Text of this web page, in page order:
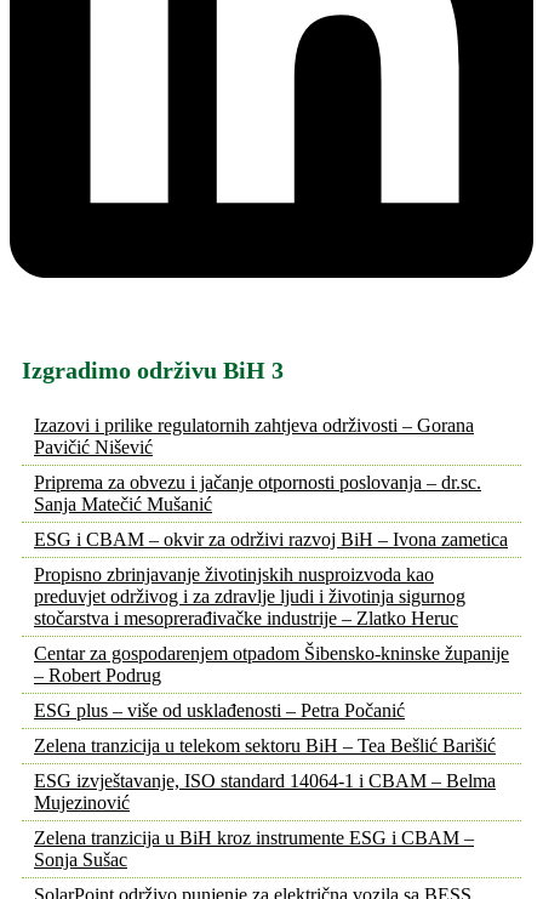
Izgradimo održivu BiH 3
Izazovi i prilike regulatornih zahtjeva održivosti – Gorana
Pavičić Nišević
Priprema za obvezu i jačanje otpornosti poslovanja – dr.sc.
Sanja Matečić Mušanić
ESG i CBAM – okvir za održivi razvoj BiH – Ivona zametica
Propisno zbrinjavanje životinjskih nusproizvoda kao
preduvjet održivog i za zdravlje ljudi i životinja sigurnog
stočarstva i mesoprerađivačke industrije – Zlatko Heruc
Centar za gospodarenjem otpadom Šibensko-kninske županije
– Robert Podrug
ESG plus – više od usklađenosti – Petra Počanić
Zelena tranzicija u telekom sektoru BiH – Tea Bešlić Barišić
ESG izvještavanje, ISO standard 14064-1 i CBAM – Belma
Mujezinović
Zelena tranzicija u BiH kroz instrumente ESG i CBAM –
Sonja Sušac
SolarPoint održivo punjenje za električna vozila sa BESS